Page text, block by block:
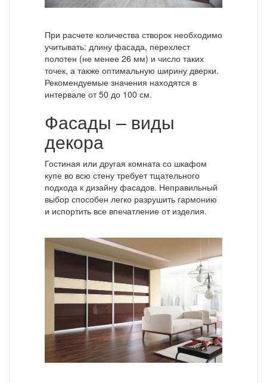
При расчете количества створок необходимо
учитывать: длину фасада, перехлест
полотен (не менее 26 мм) и число таких
точек, а также оптимальную ширину дверки.
Рекомендуемые значения находятся в
интервале от 50 до 100 см.
Фасады – виды
декора
Гостиная или другая комната со шкафом
купе во всю стену требует тщательного
подхода к дизайну фасадов. Неправильный
выбор способен легко разрушить гармонию
и испортить все впечатление от изделия.